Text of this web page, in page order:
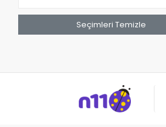
Seçimleri Temizle